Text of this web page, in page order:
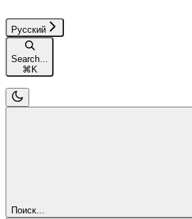
Русский
Search...
⌘ K
Поиск...